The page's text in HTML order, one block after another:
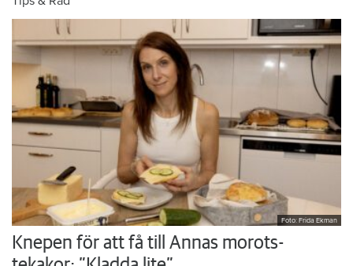
Foto: Frida Ekman
Knepen för att få till Annas morots-